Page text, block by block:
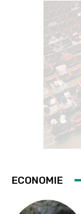
ECONOMIE